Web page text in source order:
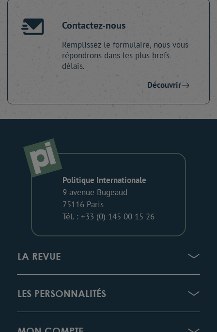
Contactez-nous
Remplissez le formulaire, nous vous
répondrons dans les plus brefs
délais.
Découvrir
Politique Internationale
9 avenue Bugeaud
75116 Paris
Tél. : +33 (0) 145 00 15 26
LA REVUE
LES PERSONNALITÉS